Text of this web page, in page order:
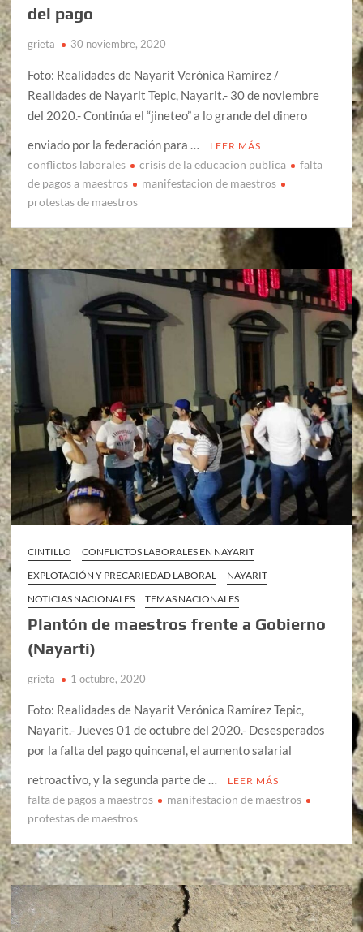
del pago
grieta 30 noviembre, 2020
Foto: Realidades de Nayarit Verónica Ramírez /
Realidades de Nayarit Tepic, Nayarit.- 30 de noviembre
del 2020.- Continúa el “jineteo” a lo grande del dinero
enviado por la federación para …
LEER MÁS
conflictos laborales crisis de la educacion publica
falta
de pagos a maestros
manifestacion de maestros
protestas de maestros
CINTILLO
CONFLICTOS LABORALES EN NAYARIT
EXPLOTACIÓN Y PRECARIEDAD LABORAL
NAYARIT
NOTICIAS NACIONALES
TEMAS NACIONALES
Plantón de maestros frente a Gobierno
(Nayarti)
grieta 1 octubre, 2020
Foto: Realidades de Nayarit Verónica Ramírez Tepic,
Nayarit.- Jueves 01 de octubre del 2020.- Desesperados
por la falta del pago quincenal, el aumento salarial
retroactivo, y la segunda parte de …
LEER MÁS
falta de pagos a maestros
manifestacion de maestros
protestas de maestros